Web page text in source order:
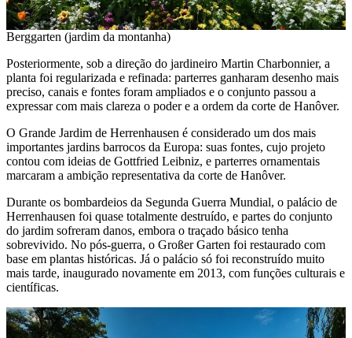
Berggarten (jardim da montanha)
Posteriormente, sob a direção do jardineiro Martin Charbonnier, a
planta foi regularizada e refinada: parterres ganharam desenho mais
preciso, canais e fontes foram ampliados e o conjunto passou a
expressar com mais clareza o poder e a ordem da corte de Hanôver.
O Grande Jardim de Herrenhausen é considerado um dos mais
importantes jardins barrocos da Europa: suas fontes, cujo projeto
contou com ideias de Gottfried Leibniz, e parterres ornamentais
marcaram a ambição representativa da corte de Hanôver.
Durante os bombardeios da Segunda Guerra Mundial, o palácio de
Herrenhausen foi quase totalmente destruído, e partes do conjunto
do jardim sofreram danos, embora o traçado básico tenha
sobrevivido. No pós-guerra, o Großer Garten foi restaurado com
base em plantas históricas. Já o palácio só foi reconstruído muito
mais tarde, inaugurado novamente em 2013, com funções culturais e
científicas.